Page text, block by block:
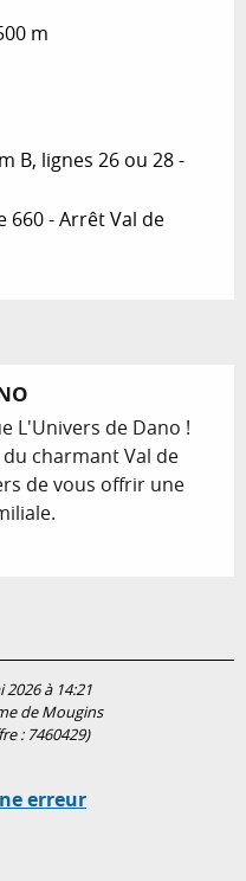
m
B, lignes 26 ou 28 -
660 - Arrêt Val de
L'Univers de Dano !
charmant Val de
de vous offrir une
à 14:21
de Mougins
: 7460429)
erreur